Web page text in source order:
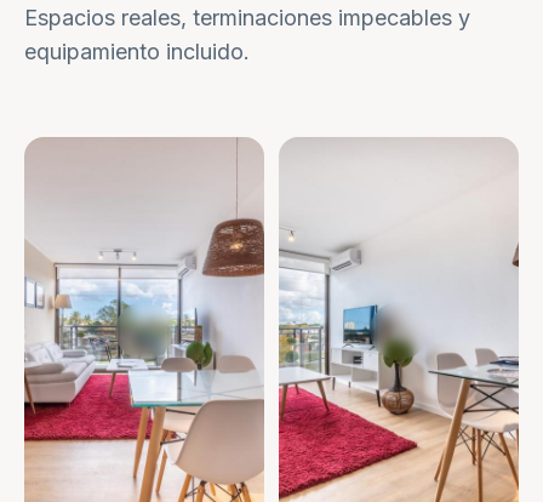
Espacios reales, terminaciones impecables y
equipamiento incluido.